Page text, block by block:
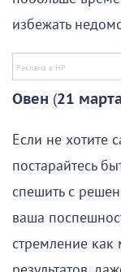
избежать
Овен (21
Если не хотите
постарайтесь
спешить с
ваша
стремление